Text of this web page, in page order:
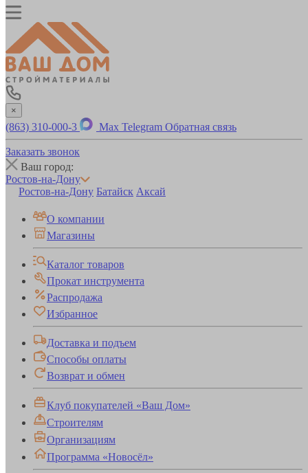
×
(863) 310-000-3 Max Telegram Обратная связь
Заказать звонок
Ваш город:
Ростов-на-Дону
Ростов-на-Дону Батайск Аксай
О компании
Магазины
Каталог товаров
Прокат инструмента
Распродажа
Избранное
Доставка и подъем
Способы оплаты
Возврат и обмен
Клуб покупателей «Ваш Дом»
Строителям
Организациям
Программа «Новосёл»